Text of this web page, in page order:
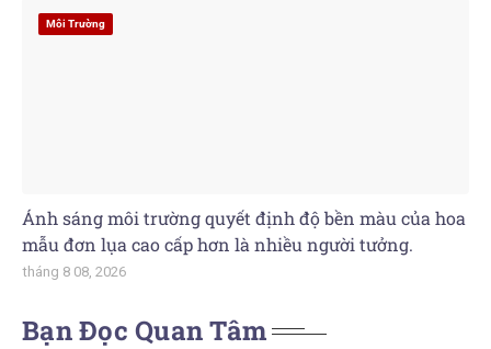
Môi Trường
Ánh sáng môi trường quyết định độ bền màu của hoa
mẫu đơn lụa cao cấp hơn là nhiều người tưởng.
tháng 8 08, 2026
Bạn Đọc Quan Tâm